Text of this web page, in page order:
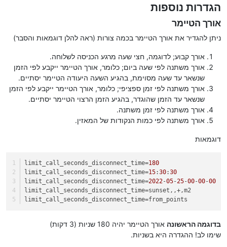
הגדרות נוספות
אורך הטיימר
ניתן להגדיר את אורך הטיימר בכמה צורות (ראה להלן דוגמאות והסבר)
אורך קבוע; לדוגמה, חצי שעה מרגע הכניסה לשלוחה.
אורך משתנה לפי שעה ביום; כלומר, אורך הטיימר ייקבע לפי הזמן
שנשאר עד שעה מסוימת, בהגיע השעה היעודה הטיימר יסתיים.
אורך משתנה לפי זמן ספציפי; כלומר, אורך הטיימר ייקבע לפי הזמן
שנשאר עד הזמן שהוגדר, בהגיע הזמן הרצוי הטיימר יסתיים.
אורך משתנה לפי זמן משתנה.
אורך משתנה לפי כמות הנקודות של המאזין.
דוגמאות
limit_call_seconds_disconnect_time=180
limit_call_seconds_disconnect_time=15:30:30
limit_call_seconds_disconnect_time=2022-05-25-00-00-00
limit_call_seconds_disconnect_time=sunset,,+,m2
limit_call_seconds_disconnect_time=from_points
בדוגמה הראשונה אורך הטיימר יהיה 180 שניות (3 דקות)
שימו לב! ההגדרה היא בשניות.